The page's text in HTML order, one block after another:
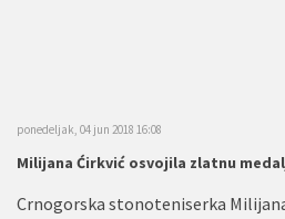
ponedeljak, 04 jun 2018 16:08
Milijana Ćirkvić osvojila zlatnu
Crnogorska stonoteniserka